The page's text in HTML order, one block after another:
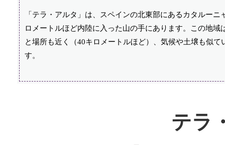
「テラ・アルタ」は、スペインの北東部にあるカタルー
ロメートルほど内陸に入った山の手にあります。この地
と場所も近く（40キロメートルほど）、気候や土壌も似
す。
テラ